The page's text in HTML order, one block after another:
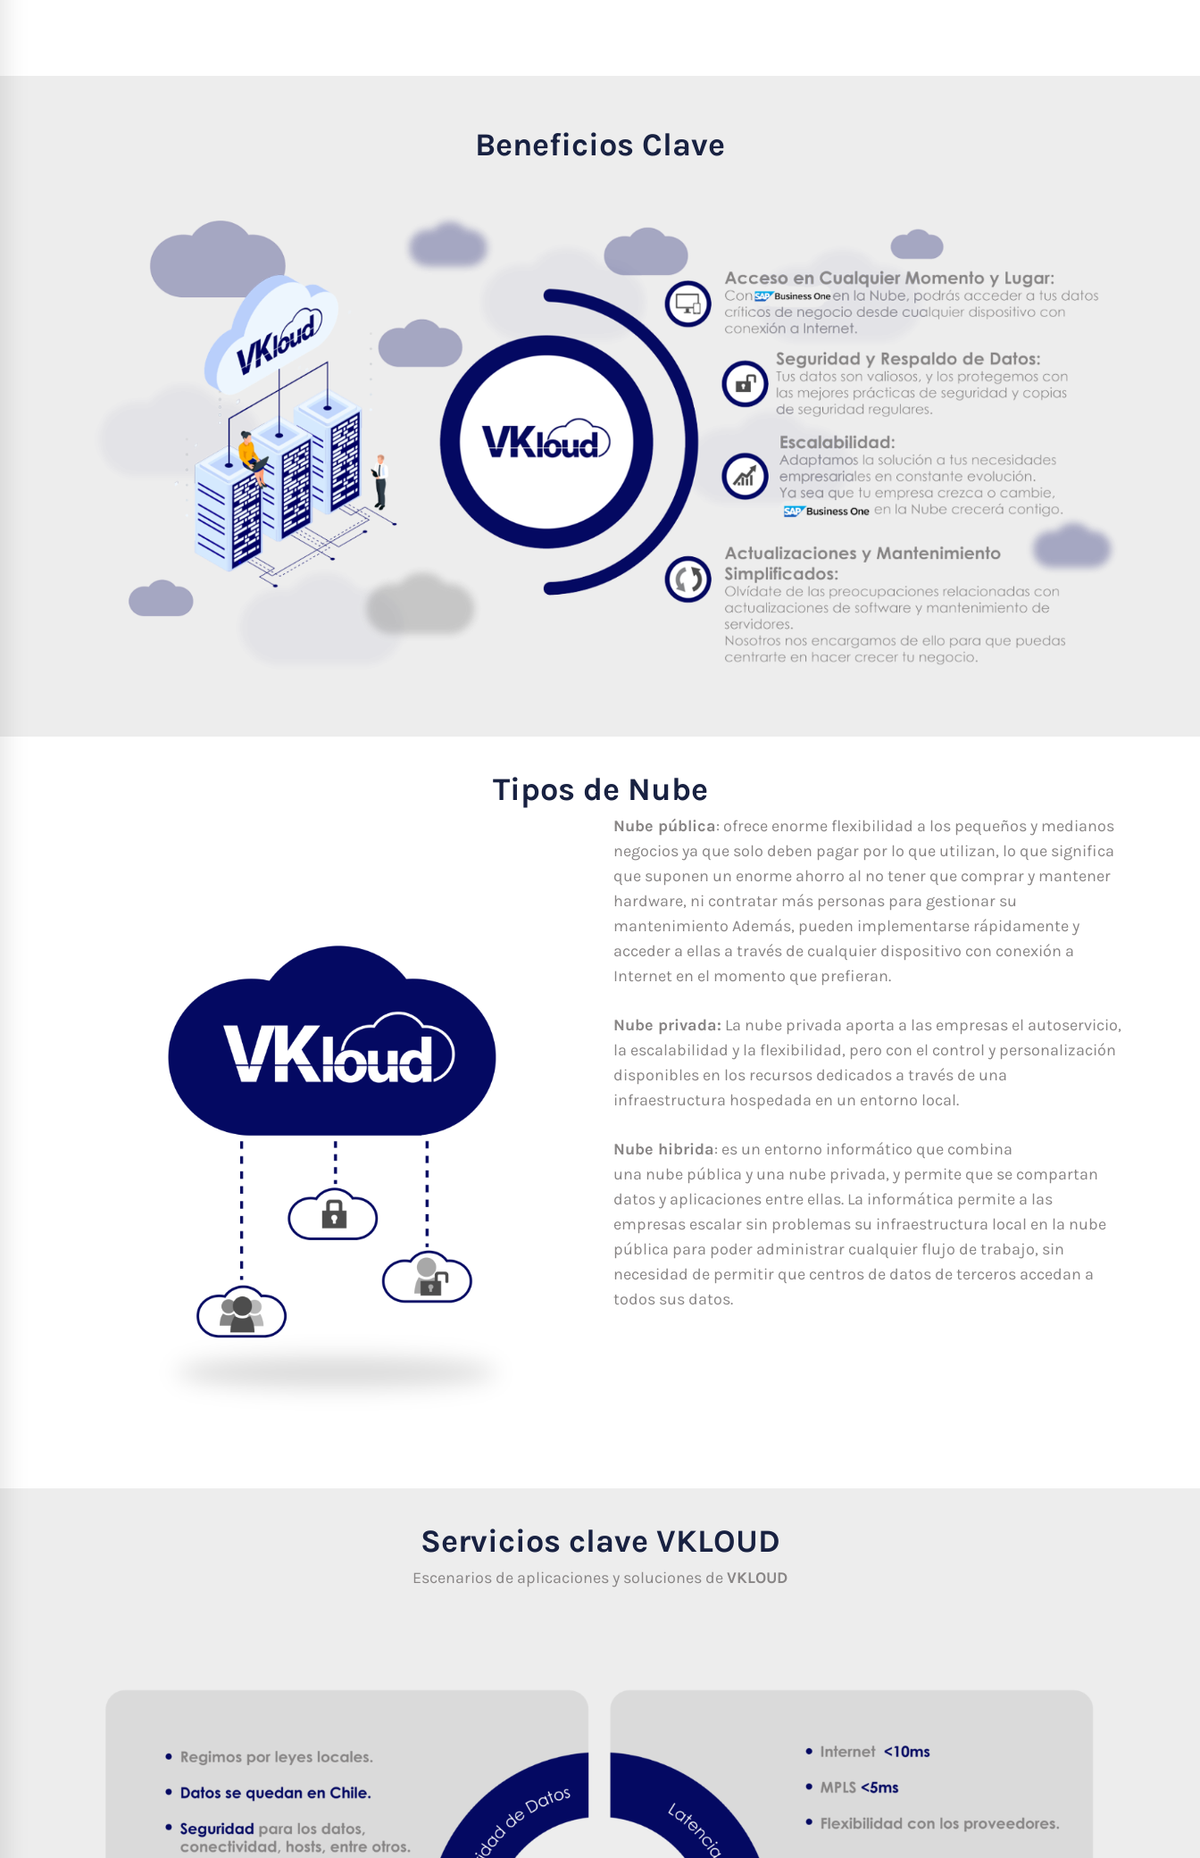
Beneficios Clave
Tipos de Nube
Nube pública: ofrece enorme flexibilidad a los pequeños y medianos
negocios ya que solo deben pagar por lo que utilizan, lo que significa
que suponen un enorme ahorro al no tener que comprar y mantener
hardware, ni contratar más personas para gestionar su
mantenimiento Además, pueden implementarse rápidamente y
acceder a ellas a través de cualquier dispositivo con conexión a
Internet en el momento que prefieran.
Nube privada: La nube privada aporta a las empresas el autoservicio,
la escalabilidad y la flexibilidad, pero con el control y personalización
disponibles en los recursos dedicados a través de una
infraestructura hospedada en un entorno local.
Nube hibrida: es un entorno informático que combina
una nube pública y una nube privada, y permite que se compartan
datos y aplicaciones entre ellas. La informática permite a las
empresas escalar sin problemas su infraestructura local en la nube
pública para poder administrar cualquier flujo de trabajo, sin
necesidad de permitir que centros de datos de terceros accedan a
todos sus datos.
Servicios clave VKLOUD
Escenarios de aplicaciones y soluciones deVKLOUD